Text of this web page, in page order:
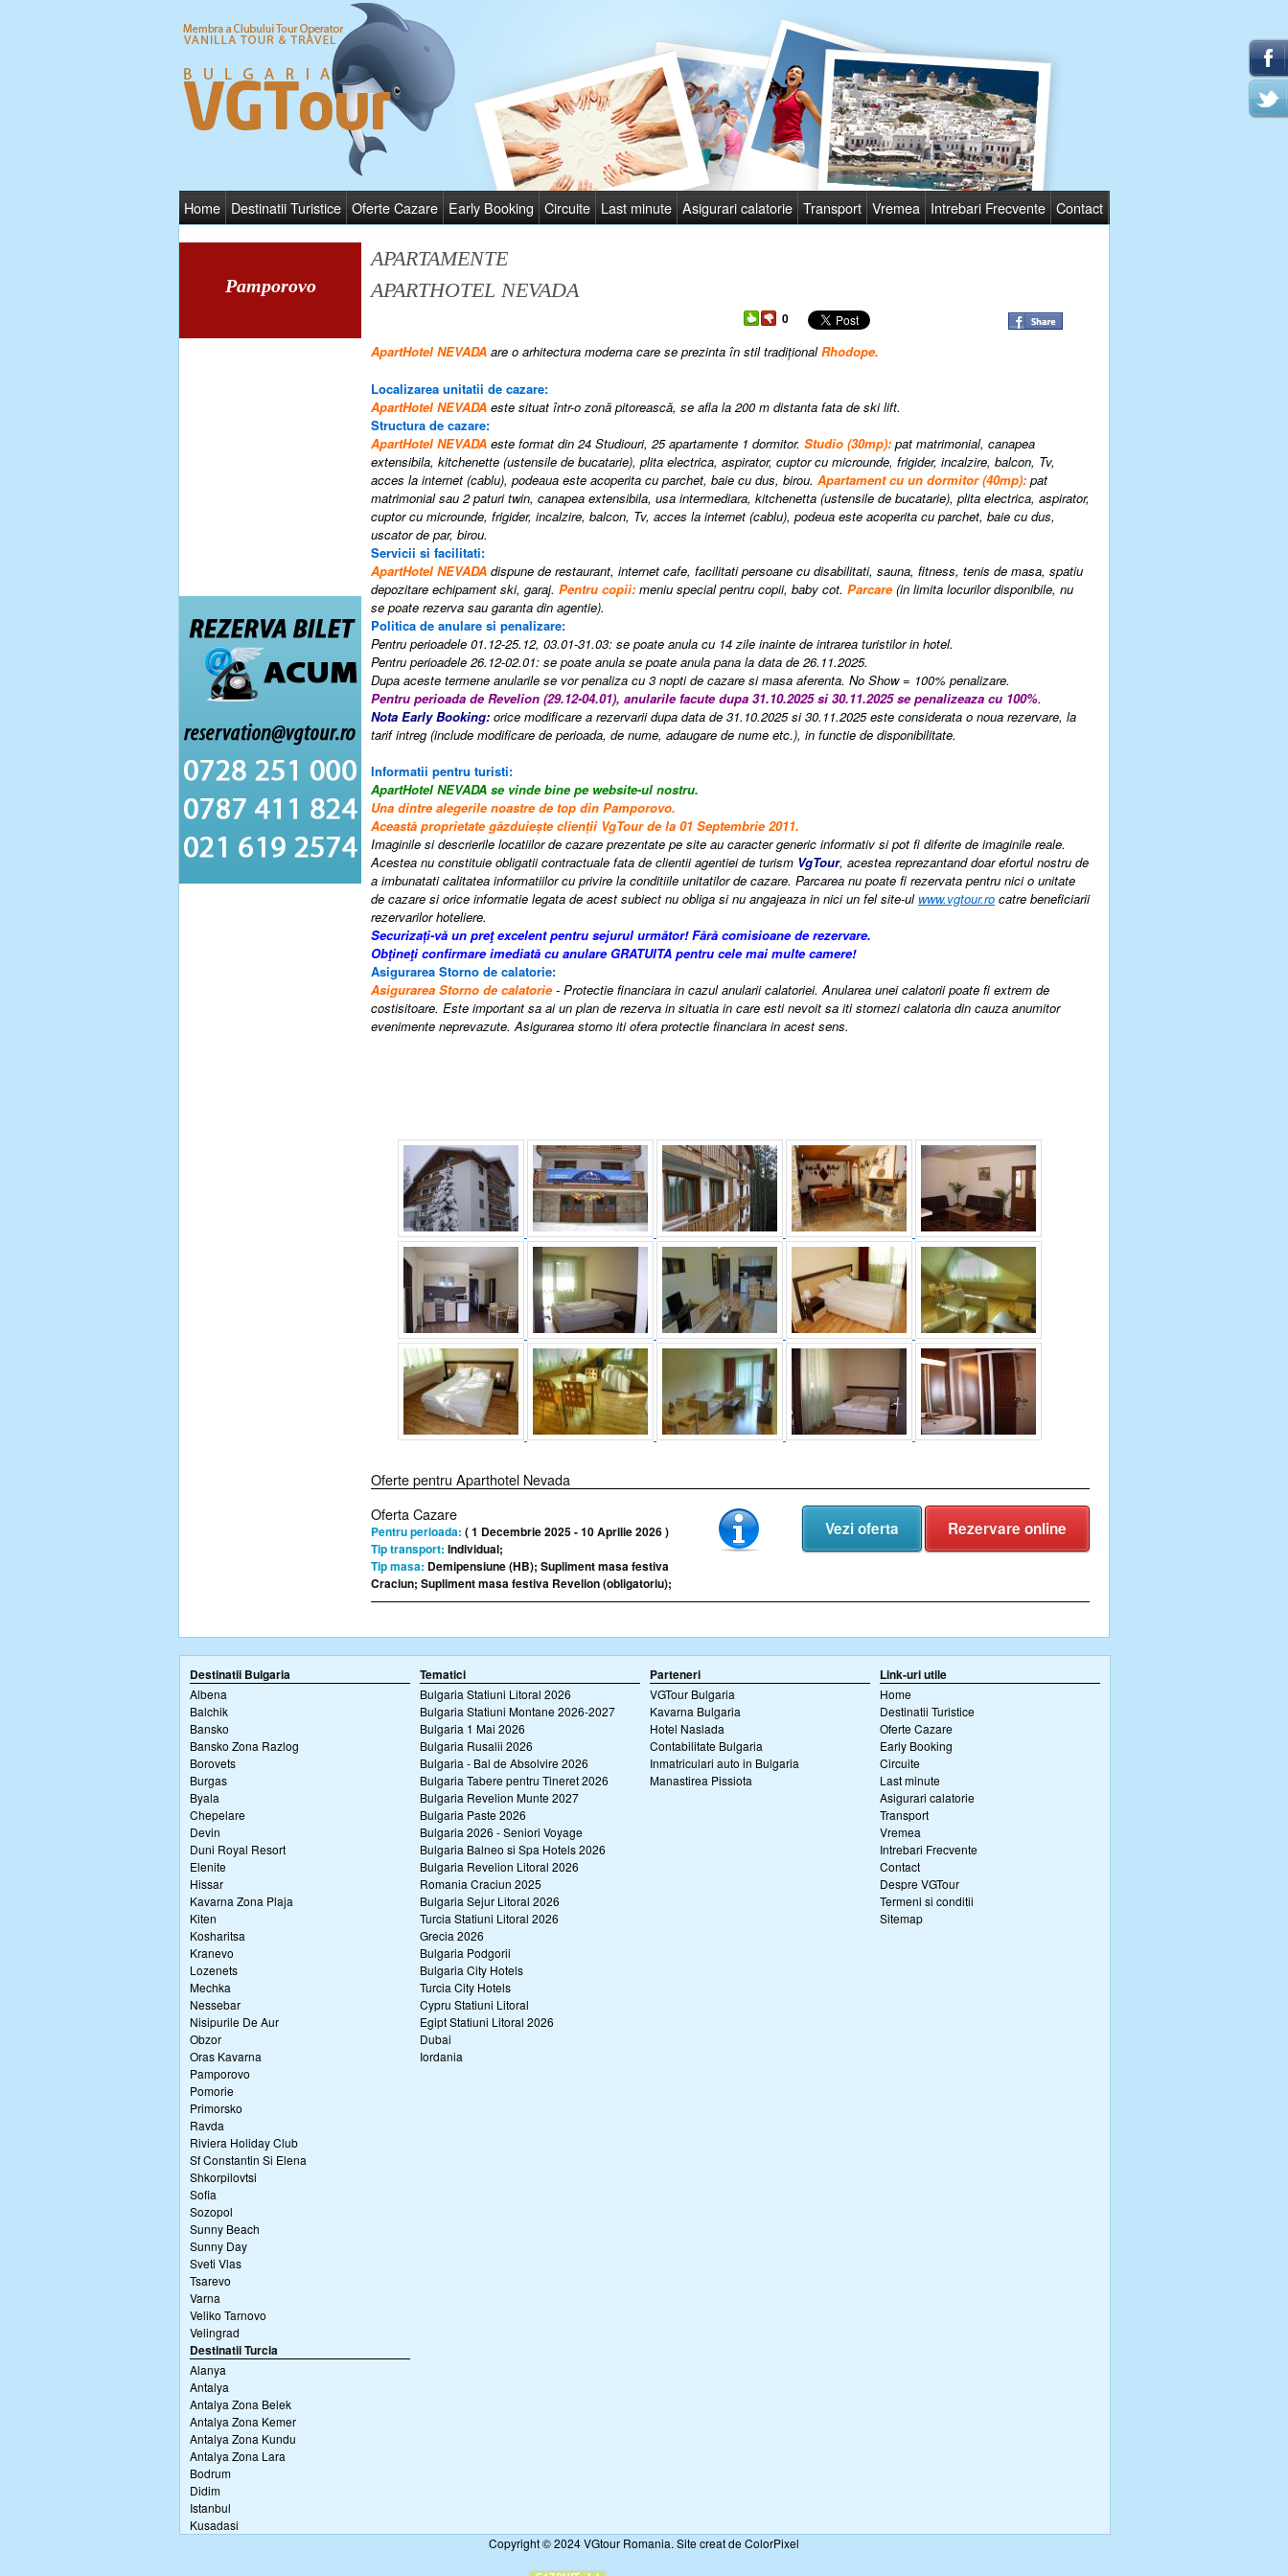
Home Destinatii Turistice Oferte Cazare Early Booking Circuite Last minute Asigurari calatorie Transport Vremea Intrebari Frecvente Contact
Pamporovo
APARTAMENTE
APARTHOTEL NEVADA
0
ApartHotel NEVADA are o arhitectura moderna care se prezinta în stil tradiţionalRhodope.
Localizarea unitatii de cazare:
ApartHotel NEVADA este situat într-o zonă pitorească, se afla la 200 m distanta fata de ski lift.
Structura de cazare:
ApartHotel NEVADA este format din 24 Studiouri, 25 apartamente 1 dormitor. Studio (30mp): pat matrimonial, canapea
extensibila, kitchenette (ustensile de bucatarie), plita electrica, aspirator, cuptor cu microunde, frigider, incalzire, balcon, Tv,
acces la internet (cablu), podeaua este acoperita cu parchet, baie cu dus, birou. Apartament cu un dormitor (40mp): pat
matrimonial sau 2 paturi twin, canapea extensibila, usa intermediara, kitchenetta (ustensile de bucatarie), plita electrica, aspirator,
cuptor cu microunde, frigider, incalzire, balcon, Tv, acces la internet (cablu), podeua este acoperita cu parchet, baie cu dus,
uscator de par, birou.
Servicii si facilitati:
ApartHotel NEVADA dispune de restaurant, internet cafe, facilitati persoane cu disabilitati, sauna, fitness, tenis de masa, spatiu
depozitare echipament ski, garaj. Pentru copii: meniu special pentru copii, baby cot. Parcare(in limita locurilor disponibile, nu
se poate rezerva sau garanta din agentie).
Politica de anulare si penalizare:
Pentru perioadele 01.12-25.12, 03.01-31.03: se poate anula cu 14 zile inainte de intrarea turistilor in hotel.
Pentru perioadele 26.12-02.01: se poate anula se poate anula pana la data de 26.11.2025.
Dupa aceste termene anularile se vor penaliza cu 3 nopti de cazare si masa aferenta. No Show = 100% penalizare.
Pentru perioada de Revelion (29.12-04.01), anularile facute dupa 31.10.2025 si 30.11.2025 se penalizeaza cu 100%.
Nota Early Booking: orice modificare a rezervarii dupa data de 31.10.2025 si 30.11.2025 este considerata o noua rezervare, la
tarif intreg (include modificare de perioada, de nume, adaugare de nume etc.), in functie de disponibilitate.
Informatii pentru turisti:
ApartHotel NEVADA se vinde bine pe website-ul nostru.
Una dintre alegerile noastre de top din Pamporovo.
Această proprietate găzduiește clienții VgTour de la 01 Septembrie 2011.
Imaginile si descrierile locatiilor de cazare prezentate pe site au caracter generic informativ si pot fi diferite de imaginile reale.
Acestea nu constituie obligatii contractuale fata de clientii agentiei de turism VgTour, acestea reprezantand doar efortul nostru de
a imbunatati calitatea informatiilor cu privire la conditiile unitatilor de cazare. Parcarea nu poate fi rezervata pentru nici o unitate
de cazare si orice informatie legata de acest subiect nu obliga si nu angajeaza in nici un fel site-ul www.vgtour.ro catre beneficiarii
rezervarilor hoteliere.
Securizați-vă un preţ excelent pentru sejurul următor!Fără comisioane de rezervare.
Obţineţi confirmare imediată cu anulare GRATUITA pentru cele mai multe camere!
Asigurarea Storno de calatorie:
Asigurarea Storno de calatorie- Protectie financiara in cazul anularii calatoriei. Anularea unei calatorii poate fi extrem de
costisitoare. Este important sa ai un plan de rezerva in situatia in care esti nevoit sa iti stornezi calatoria din cauza anumitor
evenimente neprevazute. Asigurarea storno iti ofera protectie financiara in acest sens.
Oferte pentru Aparthotel Nevada
Oferta Cazare
Pentru perioada: ( 1 Decembrie 2025 - 10 Aprilie 2026 )
Tip transport: Individual;
Tip masa: Demipensiune (HB); Supliment masa festiva
Craciun; Supliment masa festiva Revelion (obligatoriu);
Vezi oferta Rezervare online
Destinatii Bulgaria
Albena
Balchik
Bansko
Bansko Zona Razlog
Borovets
Burgas
Byala
Chepelare
Devin
Duni Royal Resort
Elenite
Hissar
Kavarna Zona Plaja
Kiten
Kosharitsa
Kranevo
Lozenets
Mechka
Nessebar
Nisipurile De Aur
Obzor
Oras Kavarna
Pamporovo
Pomorie
Primorsko
Ravda
Riviera Holiday Club
Sf Constantin Si Elena
Shkorpilovtsi
Sofia
Sozopol
Sunny Beach
Sunny Day
Sveti Vlas
Tsarevo
Varna
Veliko Tarnovo
Velingrad
Destinatii Turcia
Alanya
Antalya
Antalya Zona Belek
Antalya Zona Kemer
Antalya Zona Kundu
Antalya Zona Lara
Bodrum
Didim
Istanbul
Kusadasi
Tematici
Bulgaria Statiuni Litoral 2026
Bulgaria Statiuni Montane 2026-2027
Bulgaria 1 Mai 2026
Bulgaria Rusalii 2026
Bulgaria - Bal de Absolvire 2026
Bulgaria Tabere pentru Tineret 2026
Bulgaria Revelion Munte 2027
Bulgaria Paste 2026
Bulgaria 2026 - Seniori Voyage
Bulgaria Balneo si Spa Hotels 2026
Bulgaria Revelion Litoral 2026
Romania Craciun 2025
Bulgaria Sejur Litoral 2026
Turcia Statiuni Litoral 2026
Grecia 2026
Bulgaria Podgorii
Bulgaria City Hotels
Turcia City Hotels
Cypru Statiuni Litoral
Egipt Statiuni Litoral 2026
Dubai
Iordania
Parteneri
VGTour Bulgaria
Kavarna Bulgaria
Hotel Naslada
Contabilitate Bulgaria
Inmatriculari auto in Bulgaria
Manastirea Pissiota
Link-uri utile
Home
Destinatii Turistice
Oferte Cazare
Early Booking
Circuite
Last minute
Asigurari calatorie
Transport
Vremea
Intrebari Frecvente
Contact
Despre VGTour
Termeni si conditii
Sitemap
Copyright © 2024 VGtour Romania. Site creat de ColorPixel